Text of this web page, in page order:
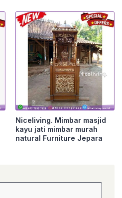
Niceliving. Mimbar masjid
kayu jati mimbar murah
natural Furniture Jepara